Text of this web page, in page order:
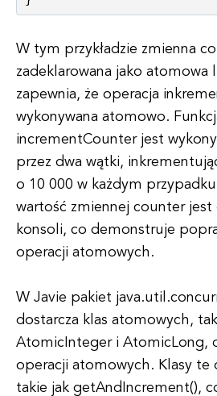
W tym przykładzie zmienna
zadeklarowana jako atomowa
zapewnia, że operacja
wykonywana atomowo.
incrementCounter jest
przez dwa wątki,
o 10 000 w każdym
wartość zmiennej counter jest
konsoli, co demonstruje
operacji atomowych.
W Javie pakiet
dostarcza klas atomowych,
AtomicInteger i AtomicLong,
operacji atomowych. Klasy te
takie jak getAndIncrement(),